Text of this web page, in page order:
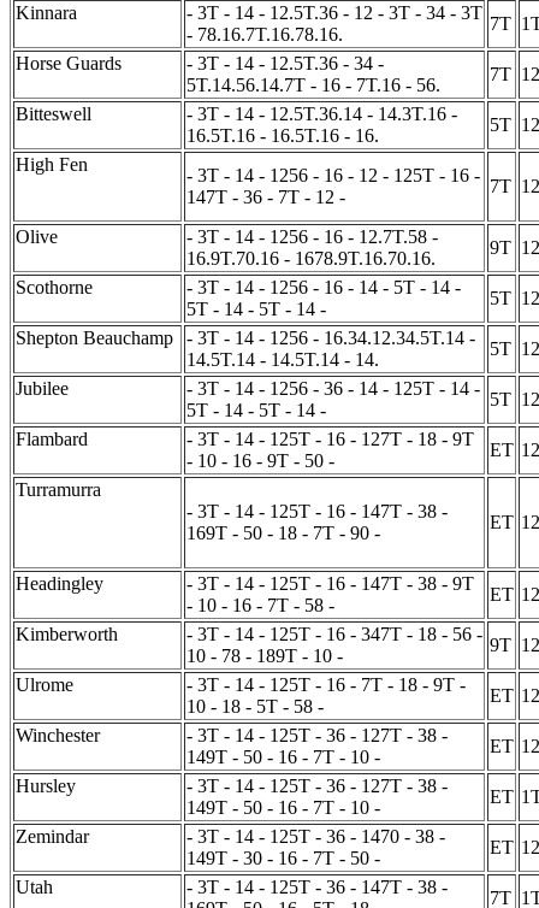
Kinnara
- 3T - 14 - 12.5T.36 - 12 - 3T - 34 - 3T
- 78.16.7T.16.78.16.
7T
Horse Guards
- 3T - 14 - 12.5T.36 - 34 -
5T.14.56.14.7T - 16 - 7T.16 - 56.
7T 12
Bitteswell
- 3T - 14 - 12.5T.36.14 - 14.3T.16 -
16.5T.16 - 16.5T.16 - 16.
5T 12
High Fen
- 3T - 14 - 1256 - 16 - 12 - 125T - 16 -
147T - 36 - 7T - 12 -
7T 12
Olive
- 3T - 14 - 1256 - 16 - 12.7T.58 -
16.9T.70.16 - 1678.9T.16.70.16.
9T 12
Scothorne
- 3T - 14 - 1256 - 16 - 14 - 5T - 14 -
5T - 14 - 5T - 14 -
5T 12
Shepton Beauchamp
- 3T - 14 - 1256 - 16.34.12.34.5T.14 -
14.5T.14 - 14.5T.14 - 14.
5T 12
Jubilee
- 3T - 14 - 1256 - 36 - 14 - 125T - 14 -
5T - 14 - 5T - 14 -
5T 12
Flambard
- 3T - 14 - 125T - 16 - 127T - 18 - 9T
- 10 - 16 - 9T - 50 -
ET 12
Turramurra
- 3T - 14 - 125T - 16 - 147T - 38 -
169T - 50 - 18 - 7T - 90 -
ET 12
Headingley
- 3T - 14 - 125T - 16 - 147T - 38 - 9T
- 10 - 16 - 7T - 58 -
ET 12
Kimberworth
- 3T - 14 - 125T - 16 - 347T - 18 - 56 -
10 - 78 - 189T - 10 -
9T 12
Ulrome
- 3T - 14 - 125T - 16 - 7T - 18 - 9T -
10 - 18 - 5T - 58 -
ET 12
Winchester
- 3T - 14 - 125T - 36 - 127T - 38 -
149T - 50 - 16 - 7T - 10 -
ET 12
Hursley
- 3T - 14 - 125T - 36 - 127T - 38 -
149T - 50 - 16 - 7T - 10 -
ET
Zemindar
- 3T - 14 - 125T - 36 - 1470 - 38 -
149T - 30 - 16 - 7T - 50 -
ET 12
Utah
- 3T - 14 - 125T - 36 - 147T - 38 -
7T